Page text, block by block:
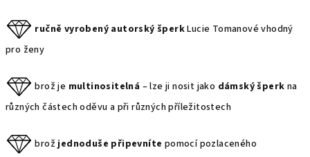
ručně vyrobený autorský šperkLucie Tomanové vhodný
pro ženy
brož je multinositelná – lze ji nosit jako dámský šperk na
různých částech oděvu a při různých příležitostech
brož jednoduše připevníte pomocí pozlaceného